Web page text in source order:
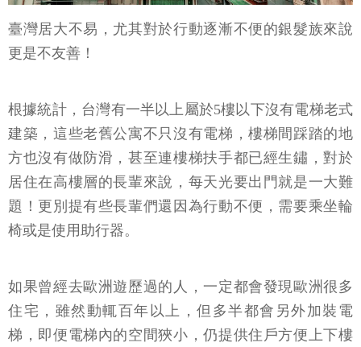
臺灣居大不易，尤其對於行動逐漸不便的銀髮族來說
更是不友善！
根據統計，台灣有一半以上屬於5樓以下沒有電梯老式
建築，這些老舊公寓不只沒有電梯，樓梯間踩踏的地
方也沒有做防滑，甚至連樓梯扶手都已經生鏽，對於
居住在高樓層的長輩來說，每天光要出門就是一大難
題！更別提有些長輩們還因為行動不便，需要乘坐輪
椅或是使用助行器。
如果曾經去歐洲遊歷過的人，一定都會發現歐洲很多
住宅，雖然動輒百年以上，但多半都會另外加裝電
梯，即便電梯內的空間狹小，仍提供住戶方便上下樓